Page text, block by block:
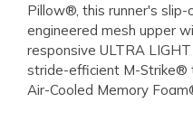
Pillow®, this runner's
engineered mesh upper
responsive ULTRA
stride-efficient M-Strike®
Air-Cooled Memory